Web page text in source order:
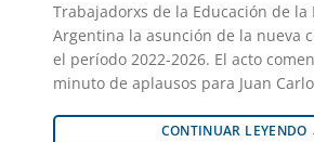
Trabajadorxs de la Educación de la
Argentina la asunción de la nueva
el período 2022-2026. El acto
minuto de aplausos para Juan
CONTINUAR LEYENDO